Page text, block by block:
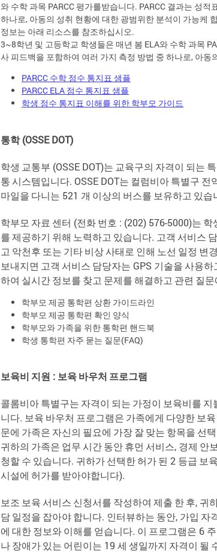
와 수학 과목 PARCC 평가를받습니다. PARCC 결과는 성
하나로, 아동의 성취 현황에 대한 광범위한 분석이 가능케
정보는 아래 리소스를 참조하십시오.
3~8학년 및 고등학교 학생들은 매년 봄 ELA와 수학 과목
사 피드백을 포함하여 여러 가지 측정 방법 중 하나로, 아
PARCC 수학 점수 통지표 샘플
PARCC ELA 점수 통지표 샘플
학생 점수 통지표 이해를 위한 학부모 가이드
통학(OSSE DOT)
학생 교통부 (OSSE DOT)는 교육구의 자격이 되는
통시스템입니다. OSSE DOT는 컬럼비아특별구 전
마일을 다니는 521 개 이상의 버스를 보유하고 있습
학부모 자료센터 (전화 번호 : (202) 576-5000)는 학
를제공하기 위해 노력하고 있습니다. 고객 서비스
고 악천후 또는 기타비상사태로 인해 노선 일정 변
보내지면 고객 서비스 담당자는 GPS 기술을사용하
하여 실시간정보를 찾고 문제를해결하고 관련 질문
학부모 제공 통학편 상환 가이드라인
학부모 제공 통학편 확인 양식
학부모와 가족을 위한 통학편 핸드북
학생 통학편 자주 묻는 질문(FAQ)
보육비 지원 : 보육바우처 프로그램
콜롬비아특별구는 자격이 되는 가정이 보육비를 지
니다. 보육 바우처 프로그램은 가족에게 다양한보육
문에 가족은 자신의 필요에 가장잘맞는 항목을 선
귀하의 가족은 업무시간동안휴먼 서비스, 경제 안
청할수 있습니다. 귀하가선택한허가된 2 등급 보육
시설에 허가를 받아야합니다).
보조 보육 서비스 신청서를 작성하여 제출 한후, 귀
담일정을 잡아야합니다. 인터뷰하는 동안, 가입 자
에 대한정보와이해를 얻습니다. 이 프로그램은 6
나장애가있는 어린이는 19 세 생일까지 자격이 될